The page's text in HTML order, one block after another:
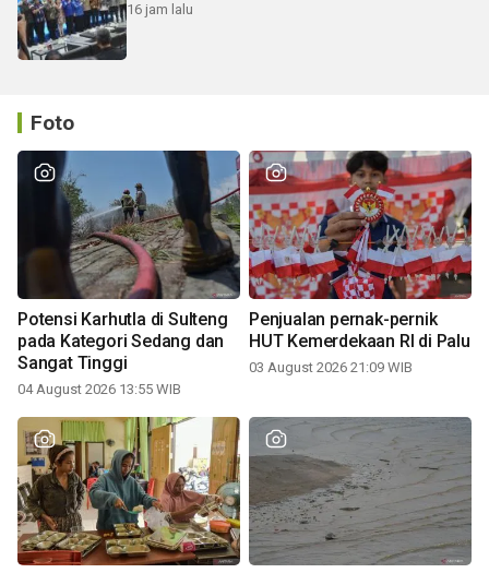
16 jam lalu
Foto
Potensi Karhutla di Sulteng
pada Kategori Sedang dan
Sangat Tinggi
04 August 2026 13:55 WIB
Penjualan pernak-pernik
HUT Kemerdekaan RI di Palu
03 August 2026 21:09 WIB